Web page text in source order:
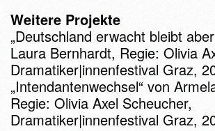
Weitere Projekte
„Deutschland erwacht bleibt
Laura Bernhardt, Regie: Olivia
Dramatiker|innenfestival Graz,
„Intendantenwechsel“ von
Regie: Olivia Axel Scheucher,
Dramatiker|innenfestival Graz,